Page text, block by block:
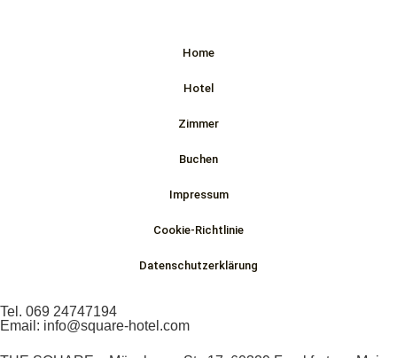
Home
Hotel
Zimmer
Buchen
Impressum
Cookie-Richtlinie
Datenschutzerklärung
Tel. 069 24747194
Email: info@square-hotel.com